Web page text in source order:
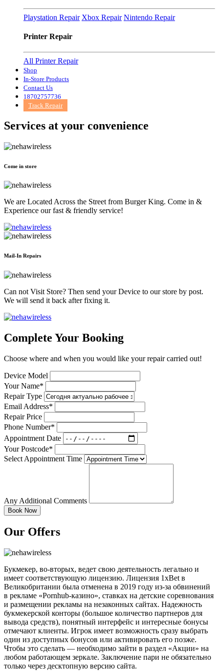
Playstation Repair Xbox Repair Nintendo Repair
Printer Repair
All Printer Repair
Shop
In-Store Products
Contact Us
18702757736
Track Repair
Services at your convenience
Come in store
We are Located Across the Street from Burger King. Come in &
Experience our fast & friendly service!
Mail-In Repairs
Can not Visit Store? Then send your Device to our store by post.
We will send it back after fixing it.
Complete Your Booking
Choose where and when you would like your repair carried out!
Device Model
Your Name*
Repair Type
Email Address*
Repair Price
Phone Number*
Appointment Date
Your Postcode*
Select Appointment Time
Any Additional Comments
Our Offers
Букмекер, во-вторых, ведет свою деятельность легально и
имеет соответствующую лицензию. Лицензия 1xBet в
Великобритании была отменена в 2019 году из-за обвинений
в рекламе «Pornhub-казино», ставках на детские соревнования
и размещении рекламы на незаконных сайтах. Надежность
букмекерской конторы (большое количество партнеров для
вывода средств), понятный интерфейс и интересные бонусы
отмечают клиенты. Игрок имеет возможность сразу выбрать
один из доступных бонусов или активировать его позже.
Чтобы это сделать — необходимо зайти в раздел «Акции» на
любом работающем зеркале. Заключение пари не обязательно
только через десктопную версию сайта.